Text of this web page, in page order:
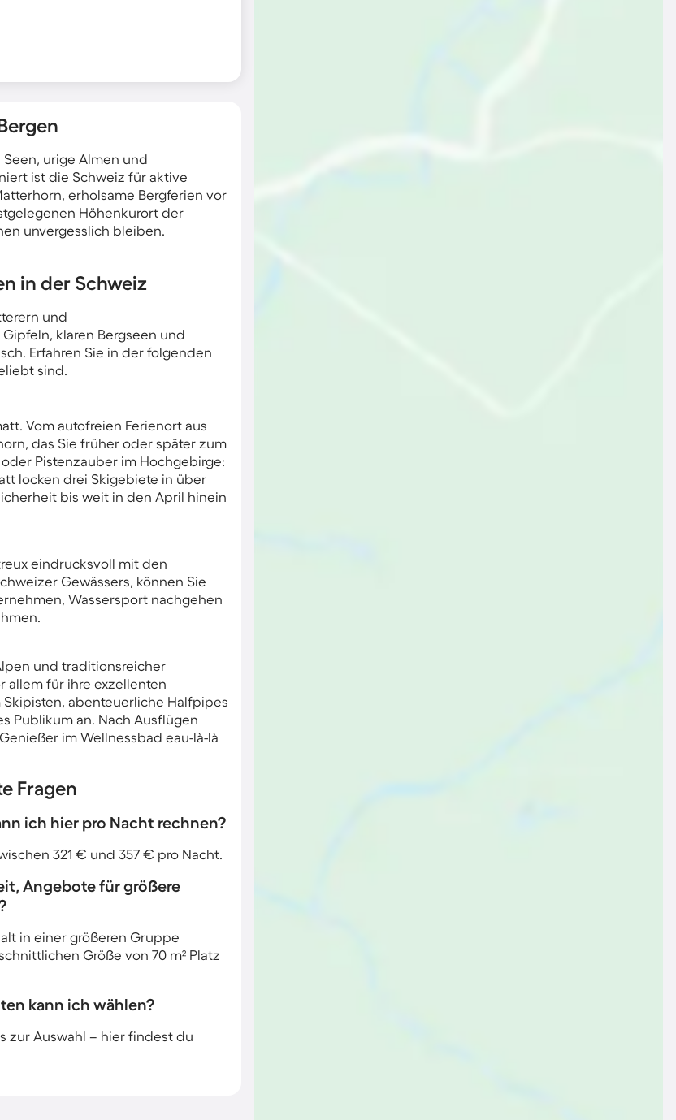
urige Almen und
ist die Schweiz für aktive
erholsame Bergferien vor
Höhenkurort der
unvergesslich bleiben.
in der Schweiz
und
klaren Bergseen und
Erfahren Sie in der folgenden
sind.
Vom autofreien Ferienort aus
das Sie früher oder später zum
Pistenzauber im Hochgebirge:
locken drei Skigebiete in über
bis weit in den April hinein
eindrucksvoll mit den
Gewässers, können Sie
Wassersport nachgehen
und traditionsreicher
allem für ihre exzellenten
abenteuerliche Halfpipes
Publikum an. Nach Ausflügen
im Wellnessbad eau-là-là
Fragen
ich hier pro Nacht rechnen?
321 € und 357 € pro Nacht.
Angebote für größere
in einer größeren Gruppe
Größe von 70 m² Platz
kann ich wählen?
zur Auswahl – hier findest du